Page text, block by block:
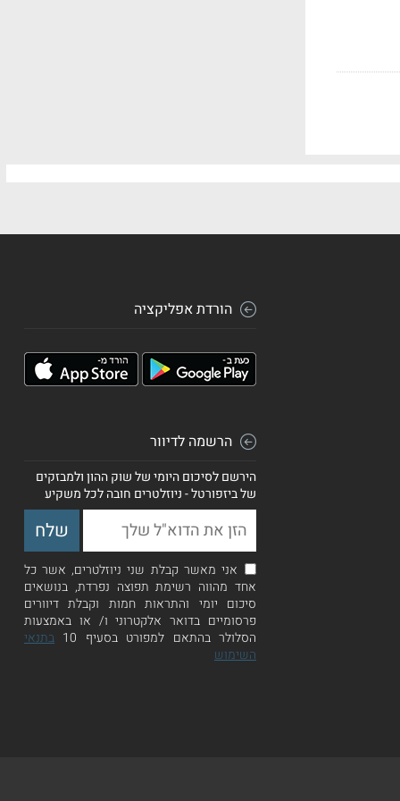
הורדת אפליקציה
הרשמה לדיוור
הירשם לסיכום היומי של שוק ההון ולמבזקים
של ביזפורטל - ניוזלטרים חובה לכל משקיע
אני מאשר קבלת שני ניוזלטרים, אשר כל
אחד מהווה רשימת תפוצה נפרדת, בנושאים
סיכום יומי והתראות חמות וקבלת דיוורים
פרסומיים בדואר אלקטרוני ו/ או באמצעות
הסלולר בהתאם למפורט בסעיף 10
בתנאי
השימוש